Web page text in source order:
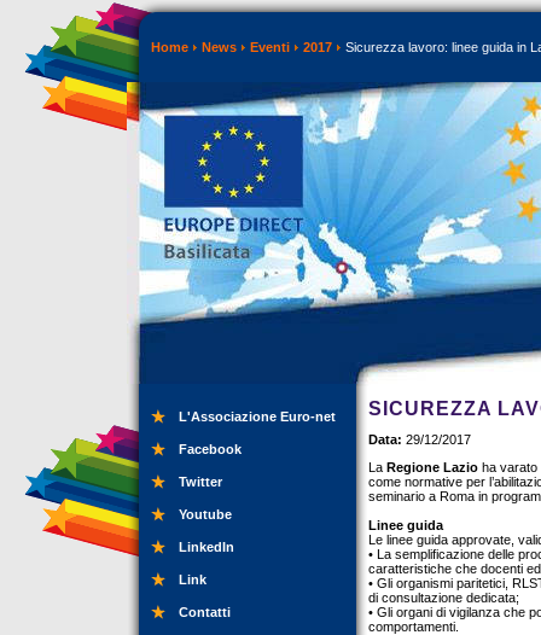
Home News Eventi 2017 Sicurezza lavoro: linee guida in
L'Associazione Euro-net
Facebook
Twitter
Youtube
LinkedIn
Link
Contatti
SICUREZZA
Data: 29/12/2017
La Regione Lazio ha varato
come normative per
seminario a Roma in
Linee guida
Le linee guida approvate,
• La semplificazione delle
caratteristiche che docenti
• Gli organismi paritetici,
di consultazione dedicata;
• Gli organi di vigilanza che
comportamenti.